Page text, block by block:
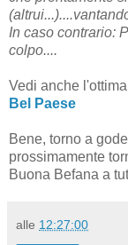
In caso contrario:
colpo....
Vedi anche l'otti
Bel Paese
Bene, torno a
prossimamente
Buona Befana a
alle 12:27:00